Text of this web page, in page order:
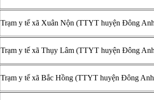
Trạm y tế xã Xuân Nộn (TTYT huyện Đông
Trạm y tế xã Thụy Lâm (TTYT huyện Đông
Trạm y tế xã Bắc Hồng (TTYT huyện Đông